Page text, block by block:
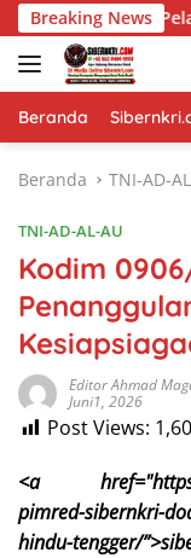
Langsung
ke
konten
Breaking News
Rumah Type
Beranda
Beranda TNI-AD-
TNI-AD-AL-AU
Kodim
Editor Ahmad
Juni1, 2026
Post Views:
<a href="https://
pimred-sibernkri-
hindu-tengger/